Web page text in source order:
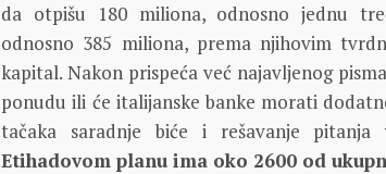
da otpišu 180 miliona, odnosno jednu
odnosno 385 miliona, prema njihovim
kapital. Nakon prispeća već najavljenog
ponudu ili će italijanske banke morati
tačaka saradnje biće i rešavanje pitanja
Etihadovom planu ima oko 2600 od